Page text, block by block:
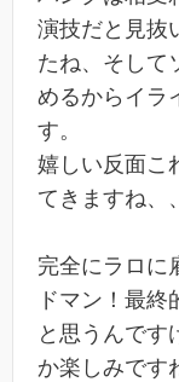
演技だと見抜
たね、そして
めるからイラ
す。
嬉しい反面こ
てきますね、
完全にラロに
ドマン！最
と思うんです
か楽しみです